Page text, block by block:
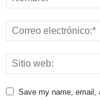
Save my name, email,